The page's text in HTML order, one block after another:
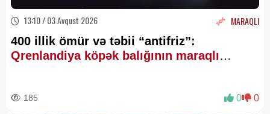
13:10 / 03 Avqust 2026 MARAQLI
400 illik ömür və təbii “antifriz”:
Qrenlandiya köpək balığının maraqlı
185 0 0